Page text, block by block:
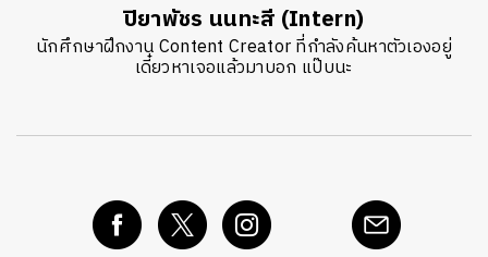
ปิยาพัชร นนทะสี (Intern)
นักศึกษาฝึกงาน Content Creator ที่กำลังค้นหาตัวเองอยู่
เดี๋ยวหาเจอแล้วมาบอก แป๊บนะ